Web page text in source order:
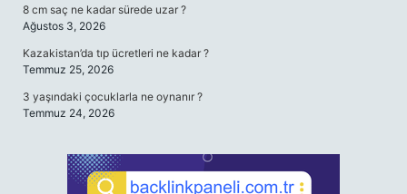
8 cm saç ne kadar sürede uzar ?
Ağustos 3, 2026
Kazakistan’da tıp ücretleri ne kadar ?
Temmuz 25, 2026
3 yaşındaki çocuklarla ne oynanır ?
Temmuz 24, 2026